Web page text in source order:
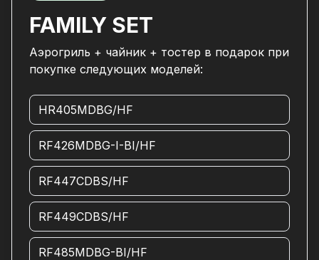
FAMILY SET
Аэрогриль + чайник + тостер в подарок при
покупке следующих моделей:
HR405MDBG/HF
RF426MDBG-I-BI/HF
RF447CDBS/HF
RF449CDBS/HF
RF485MDBG-BI/HF